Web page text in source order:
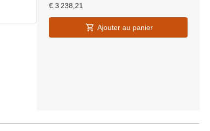
€ 3 238,21
Ajouter au panier